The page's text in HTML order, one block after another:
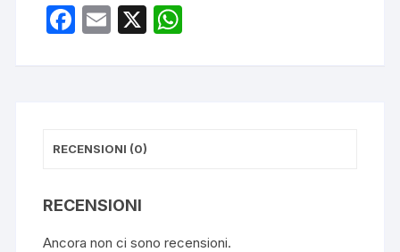
MASCHIO
F
o
k
E
X
RECENSIONI (0)
RECENSIONI
Ancora non ci sono recensioni.